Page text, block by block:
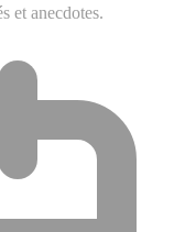
et anecdotes.